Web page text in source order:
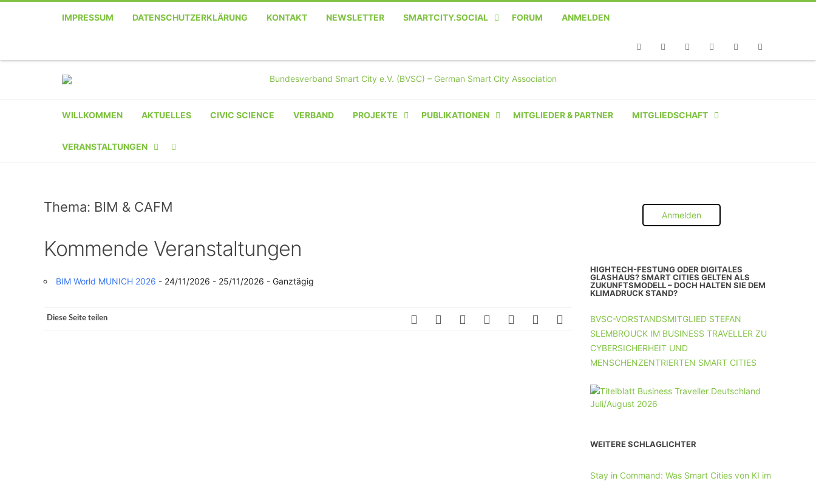
IMPRESSUM DATENSCHUTZERKLÄRUNG KONTAKT NEWSLETTER SMARTCITY.SOCIAL FORUM ANMELDEN
WILLKOMMEN AKTUELLES CIVIC SCIENCE VERBAND PROJEKTE PUBLIKATIONEN MITGLIEDER & PARTNER MITGLIEDSCHAFT
INSTITUTION
UNTERNEHMEN MIT 11-50 MA
VERANSTALTUNGEN
VERANSTALTER-
VERANSTALTUNG
Thema: BIM & CAFM
Kommende Veranstaltungen
BIM World MUNICH 2026 - 24/11/2026 - 25/11/2026 - Ganztägig
Diese Seite teilen
Anmelden
HIGHTECH-FESTUNG ODER DIGITALES
GLASHAUS? SMART CITIES GELTEN ALS
ZUKUNFTSMODELL – DOCH HALTEN SIE DEM
KLIMADRUCK STAND?
BVSC-VORSTANDSMITGLIED STEFAN
SLEMBROUCK IM BUSINESS TRAVELLER ZU
CYBERSICHERHEIT UND
MENSCHENZENTRIERTEN SMART CITIES
WEITERE SCHLAGLICHTER
Stay in Command: Was Smart Cities von KI im